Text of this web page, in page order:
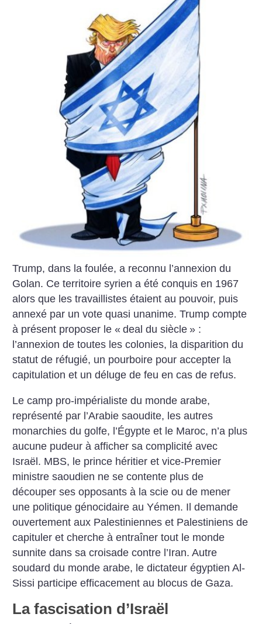
Trump, dans la foulée, a reconnu l’annexion du
Golan. Ce territoire syrien a été conquis en 1967
alors que les travaillistes étaient au pouvoir, puis
annexé par un vote quasi unanime. Trump compte
à présent proposer le « deal du siècle » :
l’annexion de toutes les colonies, la disparition du
statut de réfugié, un pourboire pour accepter la
capitulation et un déluge de feu en cas de refus.
Le camp pro-impérialiste du monde arabe,
représenté par l’Arabie saoudite, les autres
monarchies du golfe, l’Égypte et le Maroc, n’a plus
aucune pudeur à afficher sa complicité avec
Israël. MBS, le prince héritier et vice-Premier
ministre saoudien ne se contente plus de
découper ses opposants à la scie ou de mener
une politique génocidaire au Yémen. Il demande
ouvertement aux Palestiniennes et Palestiniens de
capituler et cherche à entraîner tout le monde
sunnite dans sa croisade contre l’Iran. Autre
soudard du monde arabe, le dictateur égyptien Al-
Sissi participe efficacement au blocus de Gaza.
La fascisation d’Israël